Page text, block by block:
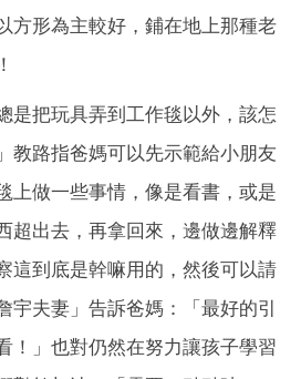
方形為主較好， 鋪在地上那種老
是把玩具弄到工作毯以外，該怎
教路指爸媽可以先示範給小朋友
上做一些事情，像是看書，或是
超出去，再拿回來，邊做邊解釋
這到底是幹嘛用的，然後可以請
宇夫妻」告訴爸媽：「最好的引
！」也對仍然在努力讓孩子學習